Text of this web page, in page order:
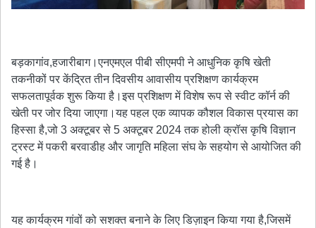
बड़कागांव,हजारीबाग।एनएमएल पीबी सीएमपी ने आधुनिक कृषि खेती
तकनीकों पर केंद्रित तीन दिवसीय आवासीय प्रशिक्षण कार्यक्रम
सफलतापूर्वक शुरू किया है।इस प्रशिक्षण में विशेष रूप से स्वीट कॉर्न की
खेती पर जोर दिया जाएगा।यह पहल एक व्यापक कौशल विकास प्रयास का
हिस्सा है,जो 3 अक्टूबर से 5 अक्टूबर 2024 तक होली क्रॉस कृषि विज्ञान
ट्रस्ट में पकरी बरवाडीह और जागृति महिला संघ के सहयोग से आयोजित की
गई है।
यह कार्यक्रम गांवों को सशक्त बनाने के लिए डिज़ाइन किया गया है,जिसमें